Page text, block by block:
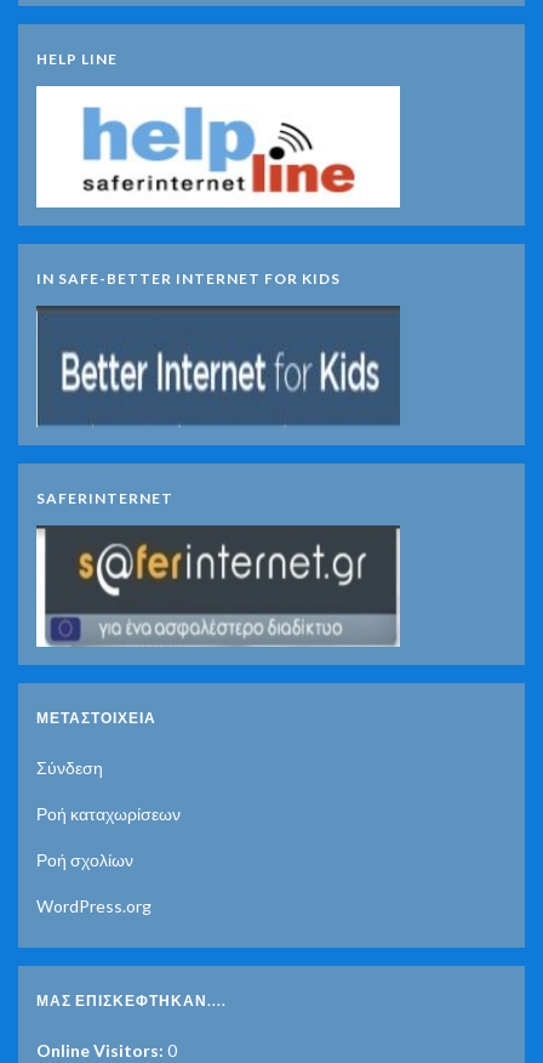
HELP LINE
IN SAFE-BETTER INTERNET FOR KIDS
SAFERINTERNET
ΜΕΤΑΣΤΟΙΧΕΊΑ
Σύνδεση
Ροή καταχωρίσεων
Ροή σχολίων
WordPress.org
ΜΑΣ ΕΠΙΣΚΈΦΤΗΚΑΝ....
Online Visitors: 0